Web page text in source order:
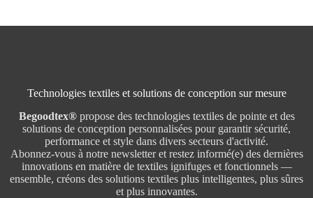
Technologies textiles et solutions de conception sur mesure
Begoodtex®propose des technologies textiles de pointe et des
solutions de conception personnalisées pour garantir sécurité,
performance et style dans divers secteurs d'activité.
Abonnez-vous à notre newsletter et restez informé(e) des dernières
innovations en matière de textiles ignifuges et fonctionnels —
ensemble, créons des solutions textiles plus intelligentes, plus sûres
et plus innovantes.